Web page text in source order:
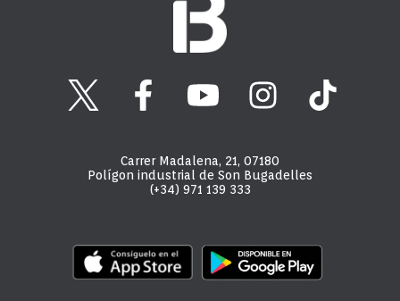
Carrer Madalena, 21, 07180
Polígon industrial de Son Bugadelles
(+34) 971 139 333